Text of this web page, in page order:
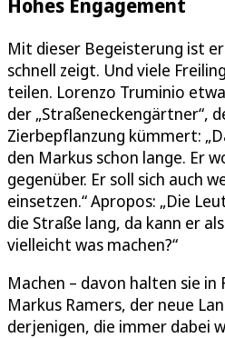
Mit dieser Begeisterung ist
schnell zeigt. Und viele
teilen. Lorenzo Truminio
der „Straßeneckengärtner“,
Zierbepflanzung kümmert:
den Markus schon lange. Er
gegenüber. Er soll sich auch
einsetzen.“ Apropos: „Die
die Straße lang, da kann er
vielleicht was machen?“
Machen – davon halten sie in
Markus Ramers, der neue
derjenigen, die immer dabei